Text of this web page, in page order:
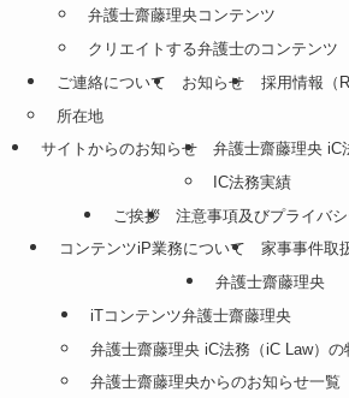
弁護士齋藤理央コンテンツ
クリエイトする弁護士のコンテンツ
ご連絡について
所在地
お知らせ 採用情報（
サイトからのお知らせ
弁護士齋藤理央 iC
IC法務実績
ご挨拶
注意事項及びプライバ
コンテンツiP業務について
家事事件取
弁護士齋藤理央
iTコンテンツ弁護士齋藤理央
弁護士齋藤理央 iC法務（iC Law）の
弁護士齋藤理央からのお知らせ一覧